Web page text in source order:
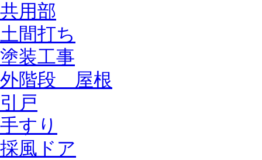
共用部
土間打ち
塗装工事
外階段 屋根
引戸
手すり
採風ドア